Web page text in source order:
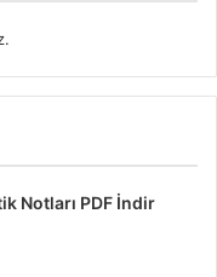
.
Notları PDF İndir